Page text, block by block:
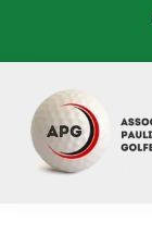
o
conteúdo